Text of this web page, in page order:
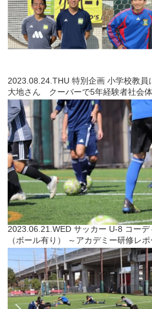
2023.08.24.THU 特別企画 小学校教員
大地さん クーバーで5年経験者社会
2023.06.21.WED サッカー U-8 コー
（ボール有り） ～アカデミー研修レ